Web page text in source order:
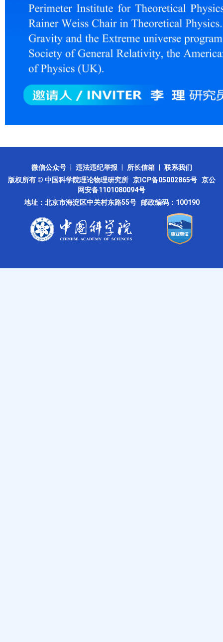
微信公众号 违法违纪举报 所长信箱
联系我们
版权所有 © 中国科学院理论物理研究所 京ICP备05002865号 京公
网安备1101080094号
地址：北京市海淀区中关村东路55号 邮政编码：100190